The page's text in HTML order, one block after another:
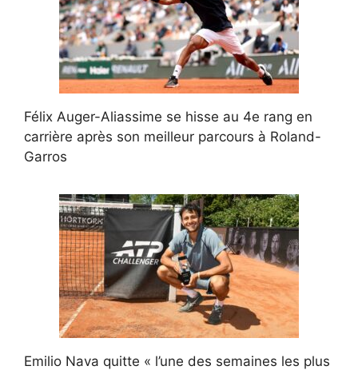
Félix Auger-Aliassime se hisse au 4e rang en
carrière après son meilleur parcours à Roland-
Garros
Emilio Nava quitte « l’une des semaines les plus